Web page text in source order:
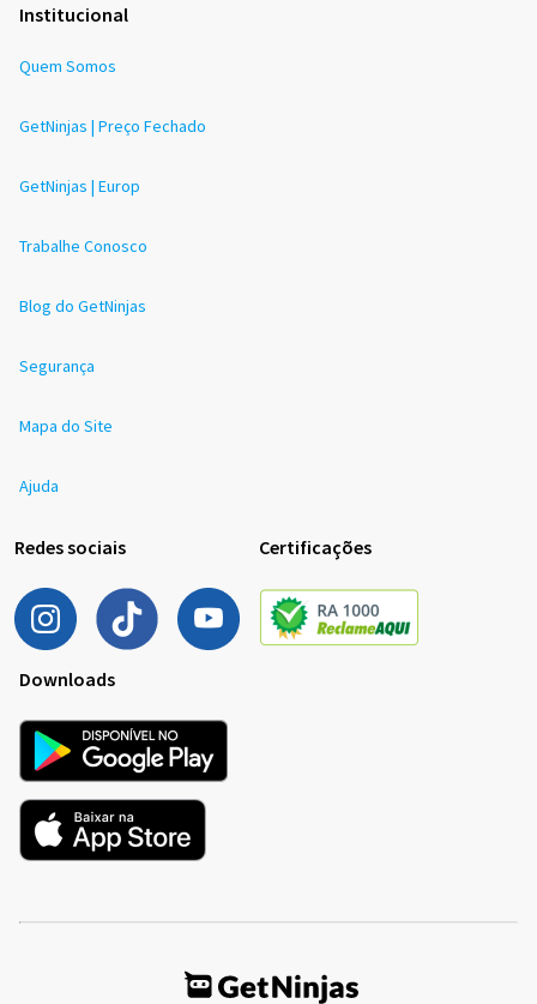
Institucional
Quem Somos
GetNinjas | Preço Fechado
GetNinjas | Europ
Trabalhe Conosco
Blog do GetNinjas
Segurança
Mapa do Site
Ajuda
Redes sociais Certificações
Downloads